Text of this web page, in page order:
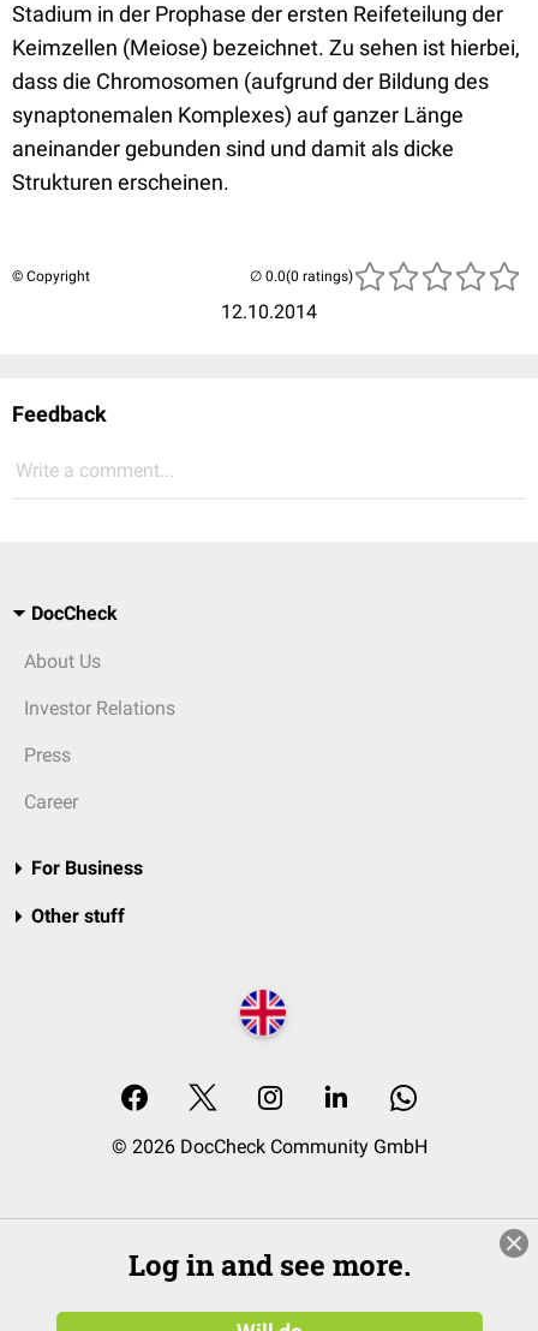
Stadium in der Prophase der ersten Reifeteilung der
Keimzellen (Meiose) bezeichnet. Zu sehen ist hierbei,
dass die Chromosomen (aufgrund der Bildung des
synaptonemalen Komplexes) auf ganzer Länge
aneinander gebunden sind und damit als dicke
Strukturen erscheinen.
© Copyright
12.10.2014
(0 ratings)
Feedback
Write a comment...
DocCheck
About Us
Investor Relations
Press
Career
For Business
Other stuff
© 2026 DocCheck Community GmbH
Log in and see more.